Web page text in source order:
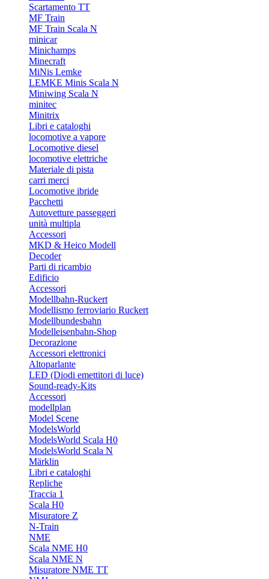
Scartamento TT
MF Train
MF Train Scala N
minicar
Minichamps
Minecraft
MiNis Lemke
LEMKE Minis Scala N
Miniwing Scala N
minitec
Minitrix
Libri e cataloghi
locomotive a vapore
Locomotive diesel
locomotive elettriche
Materiale di pista
carri merci
Locomotive ibride
Pacchetti
Autovetture passeggeri
unità multipla
Accessori
MKD & Heico Modell
Decoder
Parti di ricambio
Edificio
Accessori
Modellbahn-Ruckert
Modellismo ferroviario Ruckert
Modellbundesbahn
Modelleisenbahn-Shop
Decorazione
Accessori elettronici
Altoparlante
LED (Diodi emettitori di luce)
Sound-ready-Kits
Accessori
modellplan
Model Scene
ModelsWorld
ModelsWorld Scala H0
ModelsWorld Scala N
Märklin
Libri e cataloghi
Repliche
Traccia 1
Scala H0
Misuratore Z
N-Train
NME
Scala NME H0
Scala NME N
Misuratore NME TT